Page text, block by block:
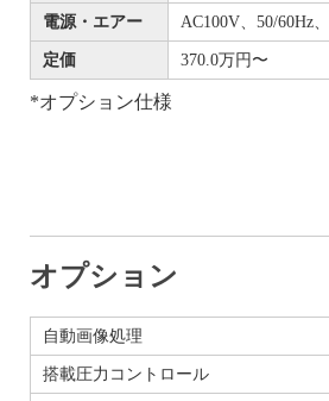
電源・エアー
AC100V、50/60Hz
定価
370.0万円〜
*オプション仕様
オプション
自動画像処理
搭載圧力コントロール